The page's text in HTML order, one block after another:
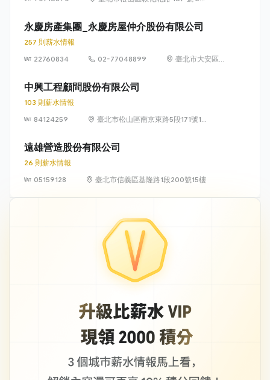
永慶房產集團_永慶房屋仲介股份有限公司
257 則薪水情報
22760834
02-77048899
臺北市大安區敦
中興工程顧問股份有限公司
103 則薪水情報
84124259
臺北市松山區南京東路5段171號14
遠雄營造股份有限公司
26 則薪水情報
05159128
臺北市信義區基隆路1段200號15樓